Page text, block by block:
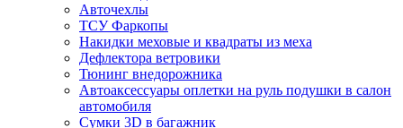
Авточехлы
ТСУ Фаркопы
Накидки меховые и квадраты из меха
Дефлектора ветровики
Тюнинг внедорожника
Автоаксессуары оплетки на руль подушки в салон
автомобиля
Сумки 3D в багажник